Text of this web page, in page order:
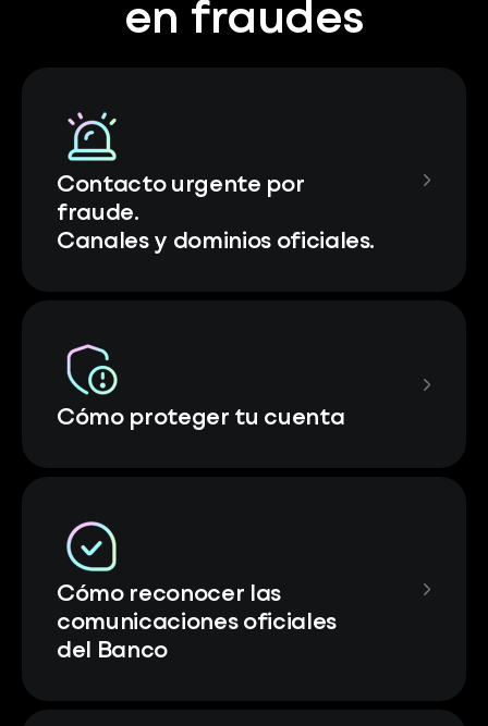
en fraudes
Contacto urgente por
fraude.
Canales y dominios oficiales.
Cómo proteger tu cuenta
Cómo reconocer las
comunicaciones oficiales
del Banco